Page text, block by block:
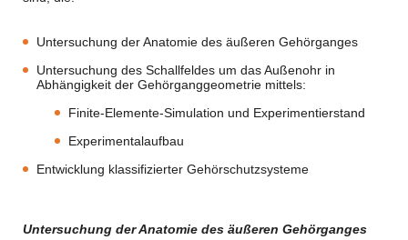
Untersuchung der Anatomie des äußeren Gehörganges
Untersuchung des Schallfeldes um das Außenohr in
Abhängigkeit der Gehörganggeometrie mittels:
Finite-Elemente-Simulation und Experimentierstand
Experimentalaufbau
Entwicklung klassifizierter Gehörschutzsysteme
Untersuchung der Anatomie des äußeren Gehörganges